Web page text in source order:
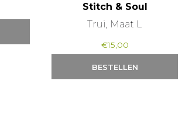
Stitch & Soul
Trui, Maat L
€15,00
BESTELLEN